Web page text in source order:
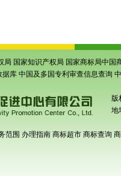
局 国家知识产权局 国家商标局中国
据库 中国及多国专利审查信息查询
版
地
范围 办理指南 商标超市 商标查询